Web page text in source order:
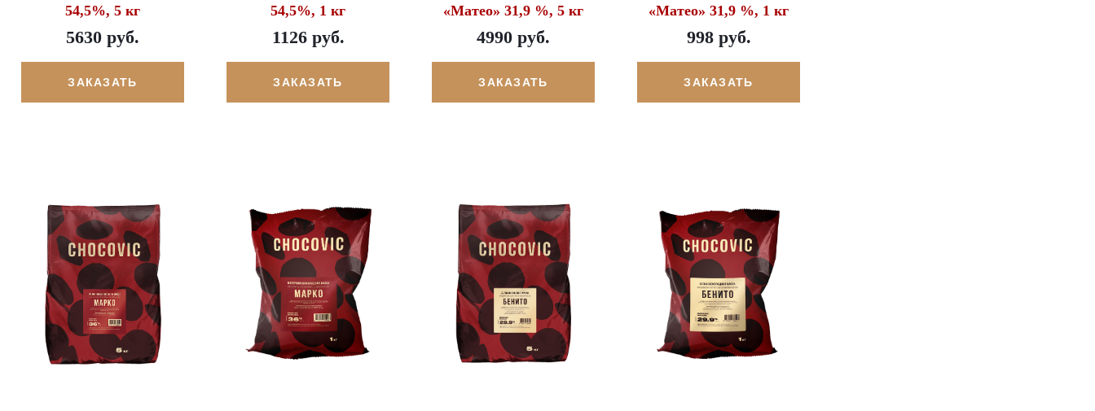
54,5%, 5 кг
5630 руб.
ЗАКАЗАТЬ
54,5%, 1 кг
1126 руб.
ЗАКАЗАТЬ
«Матео» 31,9 %, 5 кг
4990 руб.
ЗАКАЗАТЬ
«Матео» 31,9 %, 1 кг
998 руб.
ЗАКАЗАТЬ